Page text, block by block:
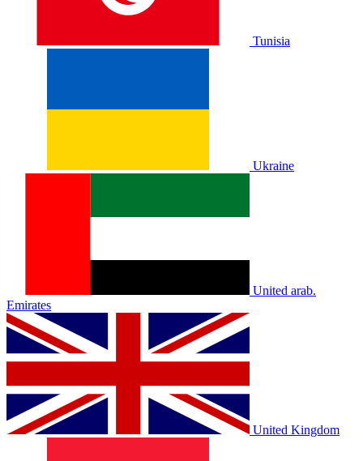
Tunisia
Ukraine
United arab.
Emirates
United Kingdom